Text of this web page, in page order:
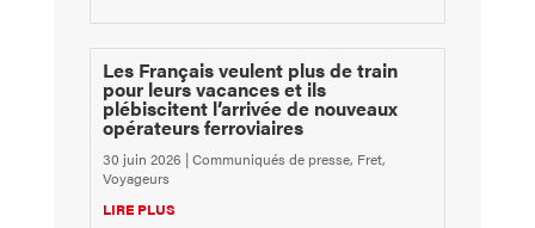
Les Français veulent plus de train
pour leurs vacances et ils
plébiscitent l’arrivée de nouveaux
opérateurs ferroviaires
30 juin 2026 |Communiqués de presse, Fret,
Voyageurs
LIRE PLUS